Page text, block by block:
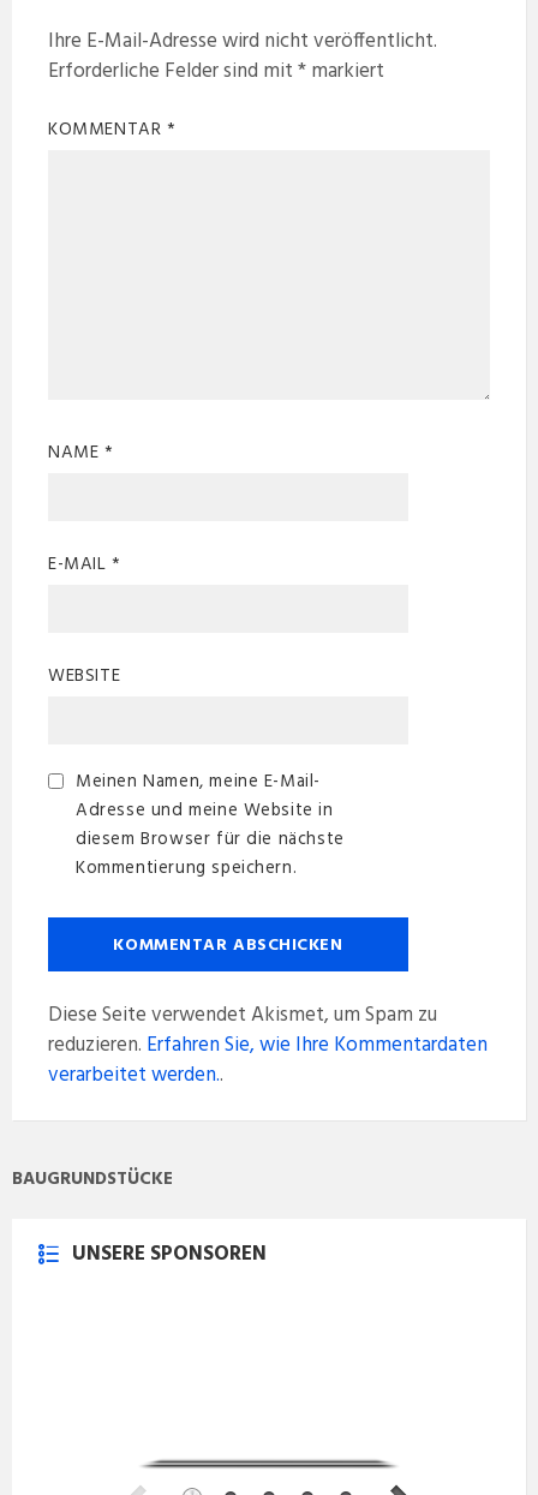
Ihre E-Mail-Adresse wird nicht veröffentlicht.
Erforderliche Felder sind mit*markiert
KOMMENTAR *
NAME *
E-MAIL*
WEBSITE
Meinen Namen, meine E-Mail-
Adresse und meine Website in
diesem Browser für die nächste
Kommentierung speichern.
Diese Seite verwendet Akismet, um Spam zu
reduzieren. Erfahren Sie, wie Ihre Kommentardaten
verarbeitet werden..
BAUGRUNDSTÜCKE
UNSERE SPONSOREN